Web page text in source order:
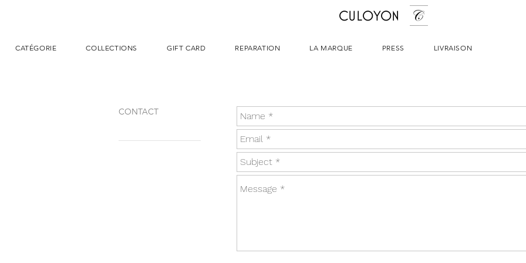
CULOYON
CATÉGORIE COLLECTIONS GIFT CARD REPARATION LA MARQUE PRESS LIVRAISON
CONTACT